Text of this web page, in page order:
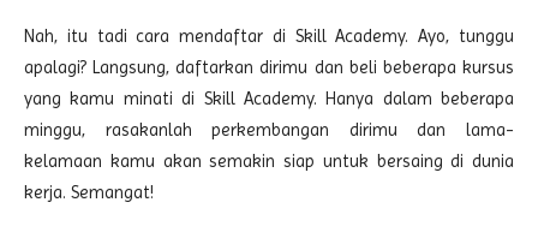
Nah, itu tadi cara mendaftar di Skill Academy. Ayo, tunggu
apalagi? Langsung, daftarkan dirimu dan beli beberapa kursus
yang kamu minati di Skill Academy. Hanya dalam beberapa
minggu, rasakanlah perkembangan dirimu dan lama-
kelamaan kamu akan semakin siap untuk bersaing di dunia
kerja. Semangat!